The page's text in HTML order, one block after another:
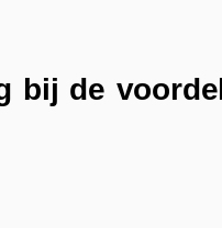
bij de